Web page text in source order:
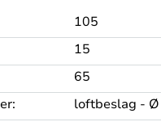
105
15
65
loftbeslag - Ø